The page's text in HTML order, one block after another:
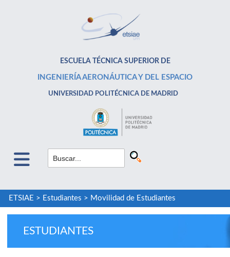
ESCUELA TÉCNICA SUPERIOR DE
INGENIERÍA AERONÁUTICA Y DEL ESPACIO
UNIVERSIDAD POLITÉCNICA DE MADRID
ETSIAE > Estudiantes > Movilidad de Estudiantes
ESTUDIANTES